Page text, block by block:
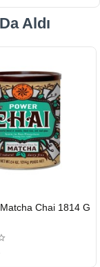
Aldı
Chai 1814 G